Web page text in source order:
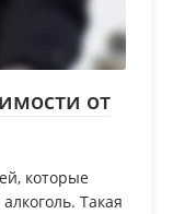
от
которые
Такая